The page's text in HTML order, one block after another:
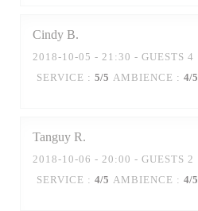
Cindy B
2018-10-05 - 21:30 - GUESTS 4
SERVICE : 5/5 AMBIENCE : 4/5
Tanguy R
2018-10-06 - 20:00 - GUESTS 2
SERVICE : 4/5 AMBIENCE : 4/5